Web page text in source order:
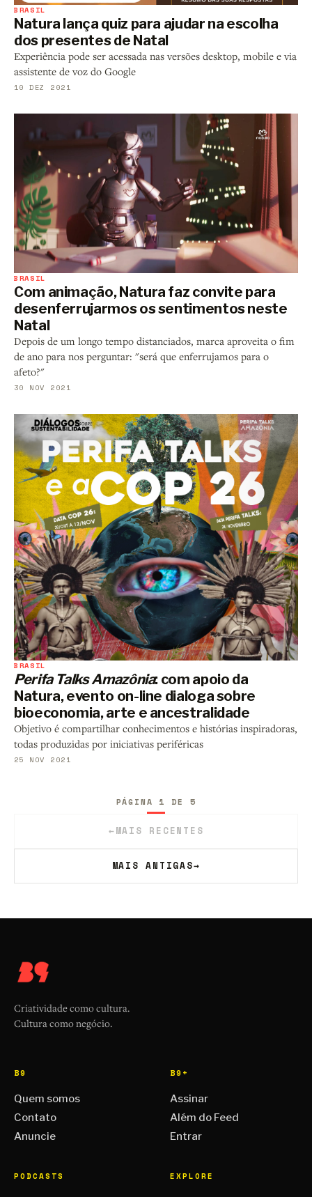
BRASIL
Natura lança quiz para ajudar na escolha
dos presentes de Natal
Experiência pode ser acessada nas versões desktop, mobile e via
assistente de voz do Google
10 DEZ 2021
BRASIL
Com animação, Natura faz convite para
desenferrujarmos os sentimentos neste
Natal
Depois de um longo tempo distanciados, marca aproveita o fim
de ano para nos perguntar: "será que enferrujamos para o
afeto?"
30 NOV 2021
BRASIL
Perifa Talks Amazônia: com apoio da
Natura, evento on-line dialoga sobre
bioeconomia, arte e ancestralidade
Objetivo é compartilhar conhecimentos e histórias inspiradoras,
todas produzidas por iniciativas periféricas
25 NOV 2021
←MAIS RECENTES
PÁGINA 1 DE 5
MAIS ANTIGAS→
Criatividade como cultura.
Cultura como negócio.
B9
Quem somos
Contato
Anuncie
B9+
Assinar
Além do Feed
Entrar
PODCASTS EXPLORE